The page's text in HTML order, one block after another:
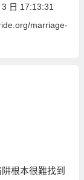
日 17:13:31
marriage-
根本很難找到